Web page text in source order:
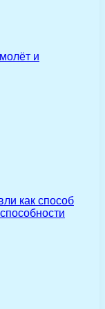
и
как способ